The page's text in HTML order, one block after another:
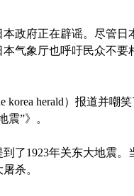
府正在辟谣。尽管日
气象厅也呼吁民众不
herald）报道并嘲
震”》。
1923年关东大地震。
杀。